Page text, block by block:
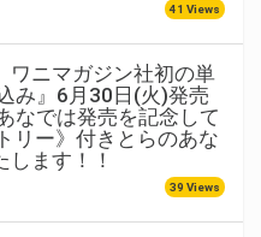
41 Views
ワニマガジン社初の単
み』6月30日(火)発売
なでは発売を記念して
リー》付きとらのあな
します！！
39 Views